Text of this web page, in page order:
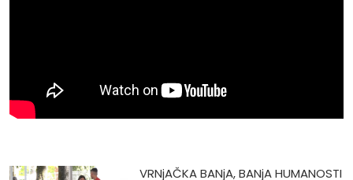
VRNjAČKA BANjA, BANjA HUMANOSTI